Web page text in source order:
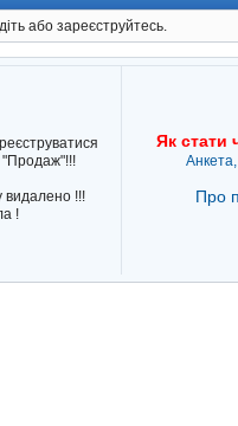
або зареєструйтесь.
"Продаж"!!!
видалено !!!
!
Як стати
Про